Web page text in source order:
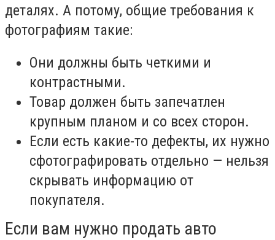
деталях. А потому, общие требования к
фотографиям такие:
Они должны быть четкими и
контрастными.
Товар должен быть запечатлен
крупным планом и со всех сторон.
Если есть какие-то дефекты, их нужно
сфотографировать отдельно — нельзя
скрывать информацию от
покупателя.
Если вам нужно продать авто